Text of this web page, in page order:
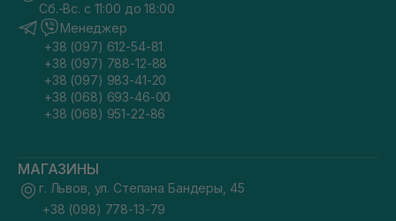
Сб.-Вс. с 11:00 до 18:00
Менеджер
+38 (097) 612-54-81
+38 (097) 788-12-88
+38 (097) 983-41-20
+38 (068) 693-46-00
+38 (068) 951-22-86
МАГАЗИНЫ
г. Львов, ул. Степана Бандеры, 45
+38 (098) 778-13-79